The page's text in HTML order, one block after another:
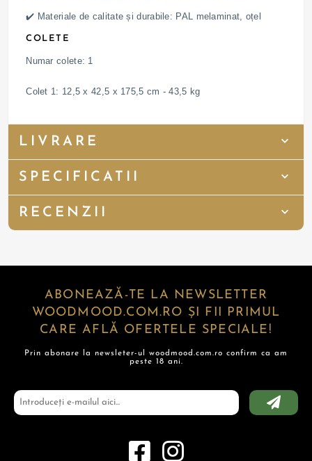
✔️ Materiale de calitate și durabile: PAL melaminat, oțel
COLETE
Numar colete: 1
Colet 1: 12,5 x 42,5 x 175,5 cm - 43,5 kg
LIVRARE
SPECIFICATII
RECENZII
ABONEAZĂ-TE LA NEWSLETTER
WOODMOOD.COM.RO ȘI FII PRIMUL
CARE AFLĂ OFERTELE SPECIALE!
Prin abonare la newsleter-ul woodmood.com.ro confirm ca am
peste 18 ani.